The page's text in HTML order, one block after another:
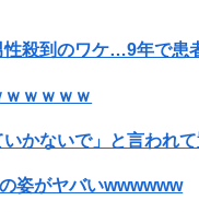
性殺到のワケ…9年で患
ｗｗｗｗｗ
いかないで」と言わ
姿がヤバいwwwwww